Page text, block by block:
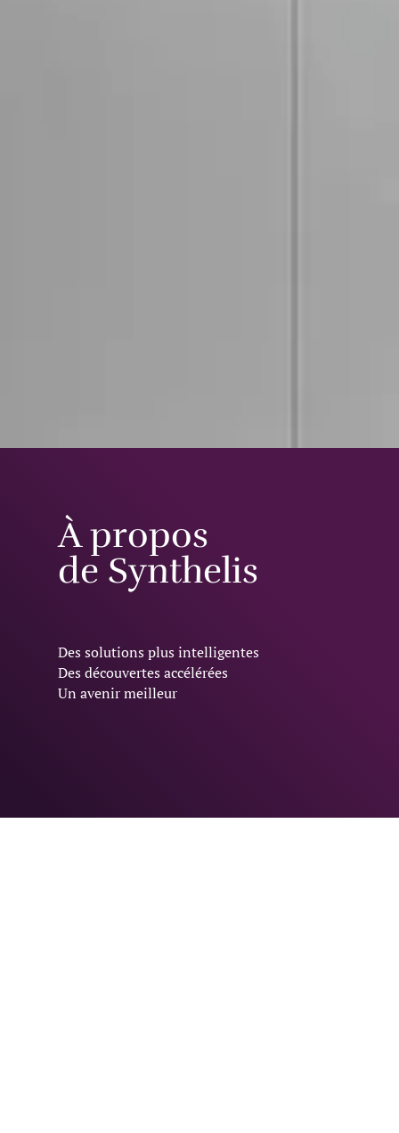
À propos
de Synthelis
Des solutions plus intelligentes
Des découvertes accélérées
Un avenir meilleur